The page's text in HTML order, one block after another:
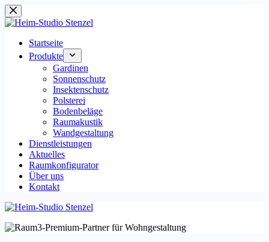
Zum
Inhalt
Startseite
Produkte
Gardinen
Sonnenschutz
Insektenschutz
Polsterei
Bodenbeläge
Raumakustik
Wandgestaltung
Dienstleistungen
Aktuelles
Raumkonfigurator
Über uns
Kontakt